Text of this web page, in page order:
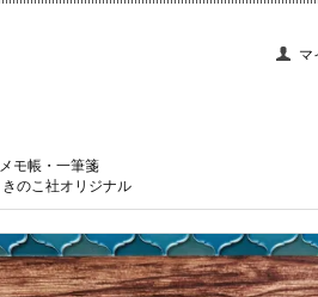
マ
メモ帳・一筆箋
きのこ社オリジナル